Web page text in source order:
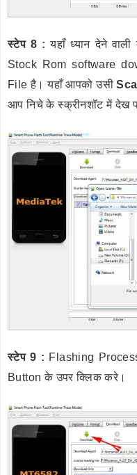
स्टेप 8 : यहाँ ध्यान देने
Stock Rom software
File है। यहाँ आपको उसी
आप निचे के स्क्रीनशॉट में देख
स्टेप 9 : Flashing
Button के उपर क्लिक करे।